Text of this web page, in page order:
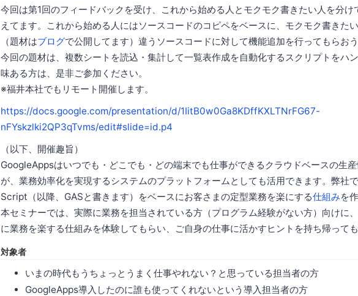
今回は第1回のフィードバックを受け、これから始める人とモクモク書きたい人を分け
えてます。これから始める人にはソースコードのコピペをベースに、モクモク書きた
（題材はブログで公開してます）違うソースコードに対して機能追加を行ってもらおう
今回の題材は、複数シートを読込・集計して一覧表作成を自動化するスクリプトをハ
味ある方は、是非ご参加ください。
※福井本社でもリモート開催します。
https://docs.google.com/presentation/d/1IitB0w0Ga8KDffKXLTNrFG67-
nFYskzlki2QP3qTvms/edit#slide=id.p4
（以下、開催趣旨）
GoogleAppsはいつでも・どこでも・どの端末でも仕事ができるクラウドベースの生
が、業務効率化を実現するシステムのプラットフォームとしても活用できます。弊社
Script（以降、GASと書きます）をベースにお客さまの定型業務を楽にする仕組みを
本セミナーでは、実際に業務を担当されている方（プログラム経験がない方）向けに
に業務を楽する仕組みを体験してもらい、ご自身の仕事に活かすヒントを持ち帰っても
対象者
いまの時代もうちょっとうまく仕事やれない？と思っている担当者の方
GoogleApps導入したのに誰も使ってくれないという導入担当者の方